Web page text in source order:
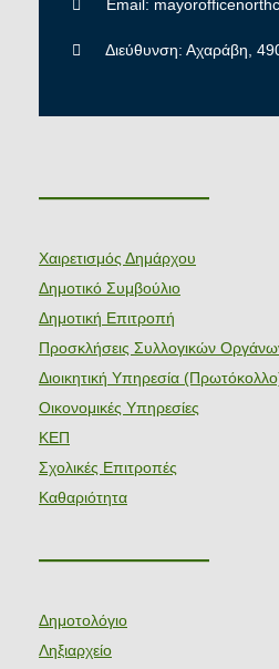
Email:
Διεύθυνση: Αχαράβη,
———————
Χαιρετισμός Δημάρχου
Δημοτικό Συμβούλιο
Δημοτική Επιτροπή
Προσκλήσεις Συλλογικών
Διοικητική Υπηρεσία
Οικονομικές Υπηρεσίες
ΚΕΠ
Σχολικές Επιτροπές
Καθαριότητα
———————
Δημοτολόγιο
Ληξιαρχείο